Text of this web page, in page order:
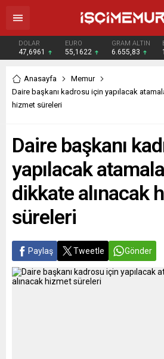
DOLAR
47,6961
EURO
55,1622
GRAM ALTIN
6.655,83
Anasayfa
Memur
Daire başkanı kadrosu için yapılacak
hizmet süreleri
Daire başkanı
yapılacak
dikkate alınacak
süreleri
Paylaş Tweetle Gönder